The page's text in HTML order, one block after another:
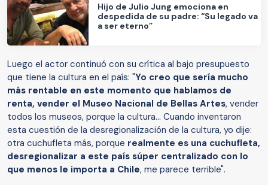
Hijo de Julio Jung emociona en
despedida de su padre: “Su legado va
a ser eterno”
Luego el actor continuó con su crítica al bajo presupuesto
que tiene la cultura en el país: "Yo creo que sería mucho
más rentable en este momento que hablamos de
renta, vender el Museo Nacional de Bellas Artes, vender
todos los museos, porque la cultura... Cuando inventaron
esta cuestión de la desregionalización de la cultura, yo dije:
otra cuchufleta más, porque realmente es una cuchufleta,
desregionalizar a este país súper centralizado con lo
que menos le importa a Chile, me parece terrible".